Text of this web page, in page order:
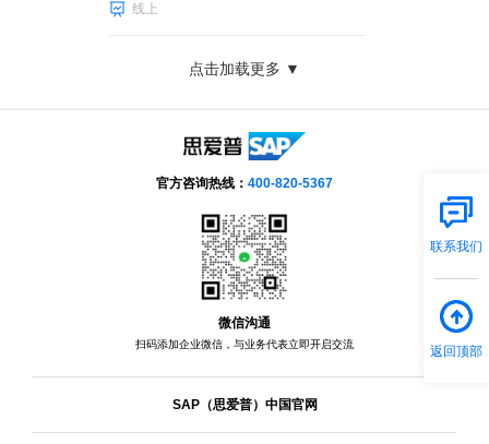
线上
点击加载更多 ▼
官方咨询热线： 400-820-5367
微信沟通
扫码添加企业微信，与业务代表立即开启交流
SAP（思爱普）中国官网
联系我们
返回顶部